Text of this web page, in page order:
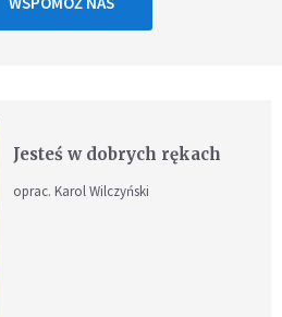
Jesteś w dobrych rękach
oprac. Karol Wilczyński